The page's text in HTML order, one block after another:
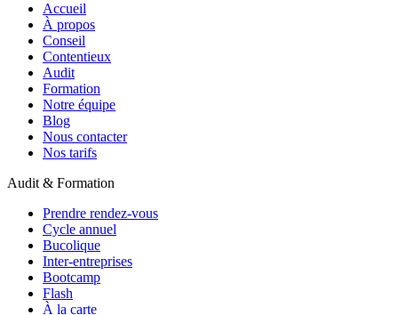
Accueil
À propos
Conseil
Contentieux
Audit
Formation
Notre équipe
Blog
Nous contacter
Nos tarifs
Audit & Formation
Prendre rendez-vous
Cycle annuel
Bucolique
Inter-entreprises
Bootcamp
Flash
À la carte